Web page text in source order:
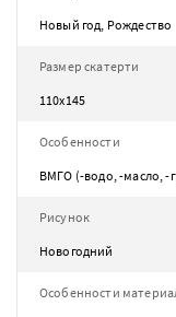
Новый год, Рождество
Размер скатерти
110х145
Особенности
ВМГО (-водо, -масло, -
Рисунок
Новогодний
Особенности